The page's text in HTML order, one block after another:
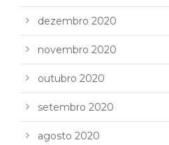
dezembro 2020
novembro 2020
outubro 2020
setembro 2020
agosto 2020